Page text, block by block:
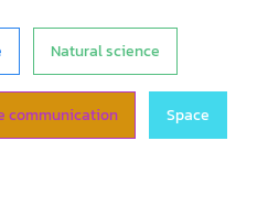
Natural science
communication Space